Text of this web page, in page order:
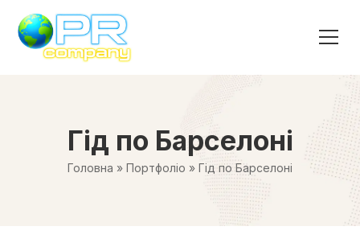
Гід по Барселоні
Головна » Портфоліо » Гід по Барселоні